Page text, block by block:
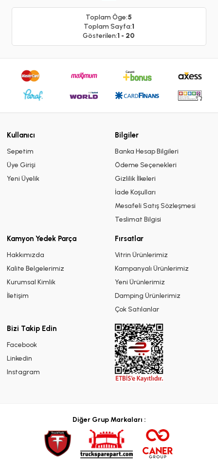
Toplam Öge:5
Toplam Sayfa:1
Gösterilen:1 - 20
Kullanıcı
Sepetim
Üye Girişi
Yeni Üyelik
Bilgiler
Banka Hesap Bilgileri
Ödeme Seçenekleri
Gizlilik İlkeleri
İade Koşulları
Mesafeli Satış Sözleşmesi
Teslimat Bilgisi
Kamyon Yedek Parça
Hakkımızda
Kalite Belgelerimiz
Kurumsal Kimlik
İletişim
Fırsatlar
Vitrin Ürünlerimiz
Kampanyalı Ürünlerimiz
Yeni Ürünlerimiz
Damping Ürünlerimiz
Çok Satılanlar
Bizi Takip Edin
Facebook
Linkedin
Instagram
Diğer Grup Markaları :